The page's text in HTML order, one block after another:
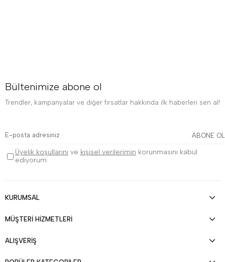
Bültenimize abone ol
Trendler, kampanyalar ve diğer fırsatlar hakkında ilk haberleri sen al!
ABONE OL
Üyelik koşullarını ve kişisel verilerimin korunmasını kabul
ediyorum.
KURUMSAL
MÜŞTERİ HİZMETLERİ
ALIŞVERİŞ